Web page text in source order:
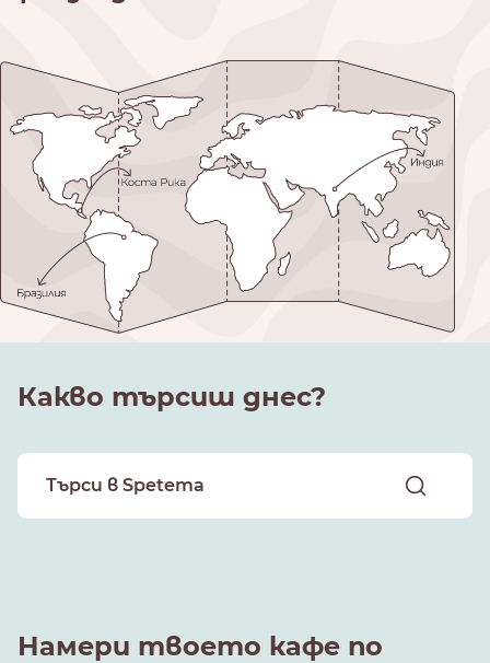
Какво търсиш днес?
Намери твоето кафе по